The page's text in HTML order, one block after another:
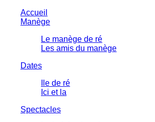
Accueil
Manège
Le manège de ré
Les amis du manège
Dates
Ile de ré
Ici et la
Spectacles